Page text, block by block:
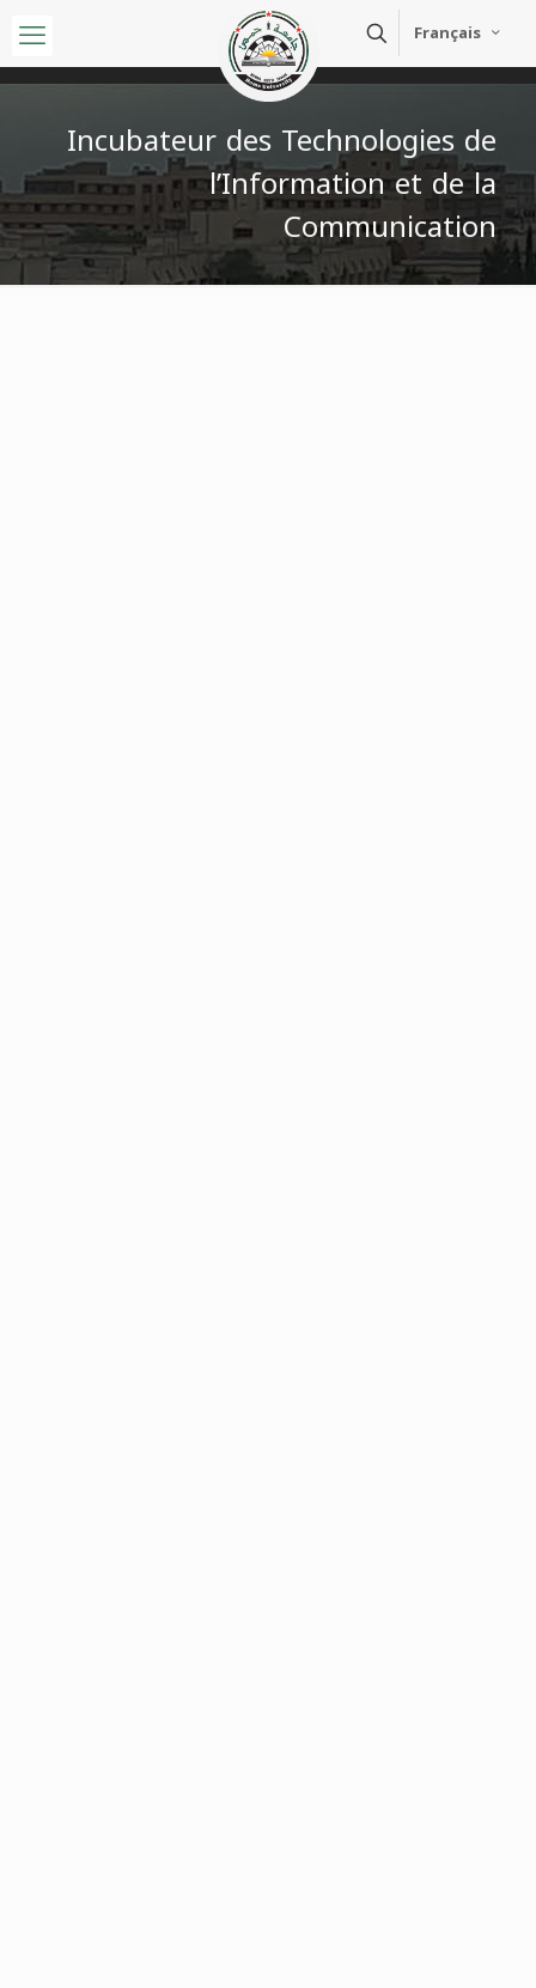
Français
Incubateur des Technologies de
l’Information et de la
Communication